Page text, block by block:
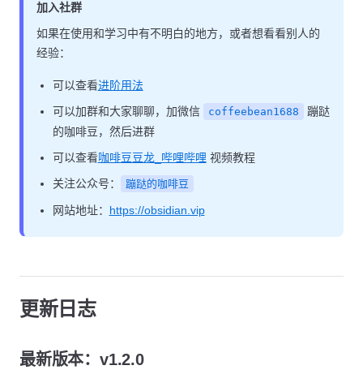
加入社群
如果在使用和学习中有不明白的地方，或者想看看别人的
经验：
可以查看进阶用法
可以加群和大家聊聊，加微信
coffeebean1688
蹦跶
的咖啡豆，然后进群
可以查看咖啡豆豆龙_哔哩哔哩 视频教程
关注公众号：
蹦跶的咖啡豆
网站地址： https://obsidian.vip
更新日志
最新版本：v1.2.0